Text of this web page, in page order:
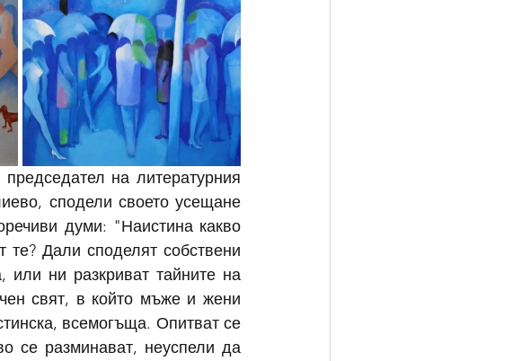
на литературния
сподели своето усещане
думи: "Наистина какво
те? Дали споделят собствени
или ни разкриват тайните на
свят, в който мъже и жени
всемогъща. Опитват се
се разминават, неуспели да